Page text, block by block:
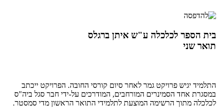
בית הספר לכלכלה ע"ש איתן ברגלס
תואר שני
התלמיד יגיש פרויקט גמר לאחר סיום קורסי החובה. הפרויקט ייכתב
במסגרת אחד הסמינרים המורחבים, המודרכים על-ידי חבר סגל ביה"ס
לכלכלה מתוך הרשימה המוצעת לתלמידי התואר הראשון מדי סמסטר.